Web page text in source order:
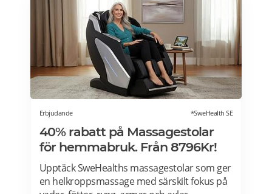
Erbjudande *SweHealth SE
40% rabatt på Massagestolar
för hemmabruk. Från 8796Kr!
Upptäck SweHealths massagestolar som ger
en helkroppsmassage med särskilt fokus på